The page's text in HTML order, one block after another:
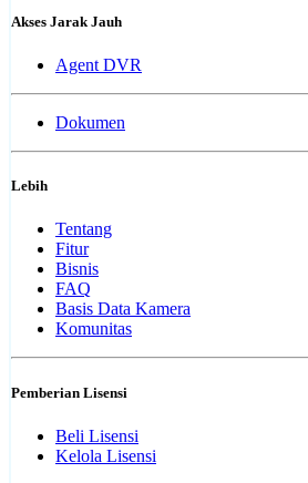
Akses Jarak Jauh
Agent DVR
Dokumen
Lebih
Tentang
Fitur
Bisnis
FAQ
Basis Data Kamera
Komunitas
Pemberian Lisensi
Beli Lisensi
Kelola Lisensi